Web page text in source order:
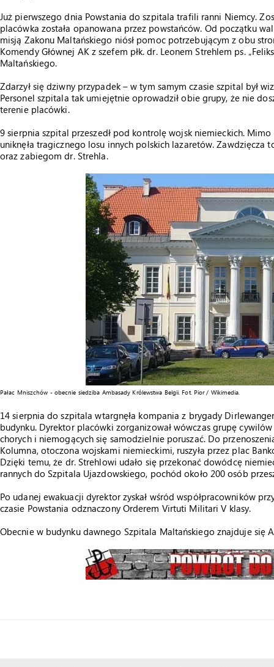
Już pierwszego dnia Powstania do szpitala trafili ranni Niemcy.
placówka została opanowana przez powstańców. Od początku
misją Zakonu Maltańskiego niósł pomoc potrzebującym z obu
Komendy Głównej AK z szefem płk. dr. Leonem Strehlem ps.
Maltańskiego.
Zdarzył się dziwny przypadek – w tym samym czasie szpital był
Personel szpitala tak umiejętnie oprowadził obie grupy, że nie
terenie placówki.
9 sierpnia szpital przeszedł pod kontrolę wojsk niemieckich.
uniknęła tragicznego losu innych polskich lazaretów. Zawdzięcza
oraz zabiegom dr. Strehla.
Pałac Mniszchów - obecnie siedziba Ambasady Królewstwa Belgii. Fot. Pior / Wikimedia.
14 sierpnia do szpitala wtargnęła kompania z brygady
budynku. Dyrektor placówki zorganizował wówczas grupę
chorych i niemogących się samodzielnie poruszać. Do
Kolumna, otoczona wojskami niemieckimi, ruszyła przez plac
Dzięki temu, że dr. Strehlowi udało się przekonać dowódcę
rannych do Szpitala Ujazdowskiego, pochód około 200 osób
Po udanej ewakuacji dyrektor zyskał wśród współpracowników
czasie Powstania odznaczony Orderem Virtuti Militari V klasy.
Obecnie w budynku dawnego Szpitala Maltańskiego znajduje się